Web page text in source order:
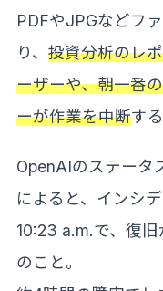
PDFやJPGなどフ
り、 投資分析のレ
ーザーや、朝一番
ーが作業を中断す
OpenAIのステータ
によると、インシ
10:23 a.m.で、復
のこと。